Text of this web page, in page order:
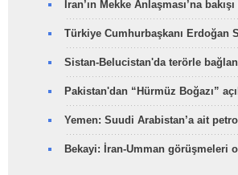
İran’ın Mekke Anlaşması’na
Türkiye Cumhurbaşkanı Erdoğan
Sistan-Belucistan'da terörle
Pakistan'dan “Hürmüz Boğazı”
Yemen: Suudi Arabistan’a ait
Bekayi: İran-Umman görüşmeleri